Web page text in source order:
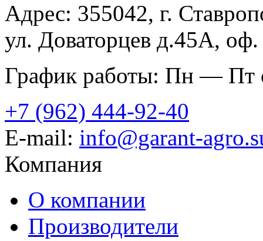
Адрес: 355042, г.
ул. Доваторцев д.45А,
График работы: Пн — Пт
+7 (962) 444-92-40
E-mail: info@garant-
Компания
О компании
Производители